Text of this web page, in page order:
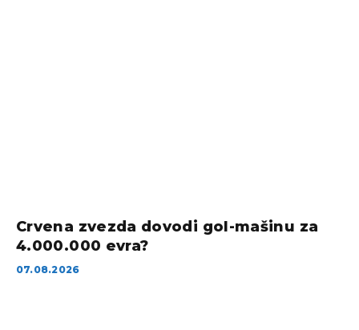
Crvena zvezda dovodi gol-mašinu za
4.000.000 evra?
07.08.2026